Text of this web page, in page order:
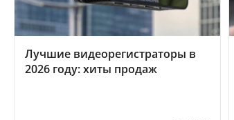
Лучшие видеорегистраторы в
2026 году: хиты продаж